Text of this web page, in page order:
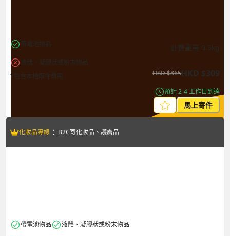
帶電池物品
液體、凝膠狀或粉末物品
*包含本地取件費用
計費重量 0.5kg
HKD$865HKD $309
預計 2-4 工作日到達
馬上寄件
化妝品專線 ： B2C寄化妝品、護膚品
帶電池物品 液體、凝膠狀或粉末物品